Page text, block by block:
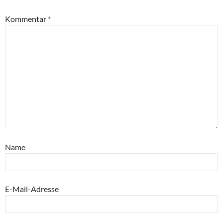
Kommentar *
Name
E-Mail-Adresse